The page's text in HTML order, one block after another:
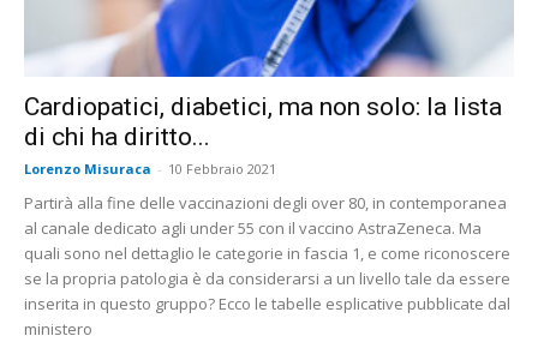
Cardiopatici, diabetici, ma non solo: la lista
di chi ha diritto...
Lorenzo Misuraca - 10 Febbraio 2021
Partirà alla fine delle vaccinazioni degli over 80, in contemporanea
al canale dedicato agli under 55 con il vaccino AstraZeneca. Ma
quali sono nel dettaglio le categorie in fascia 1, e come riconoscere
se la propria patologia è da considerarsi a un livello tale da essere
inserita in questo gruppo? Ecco le tabelle esplicative pubblicate dal
ministero